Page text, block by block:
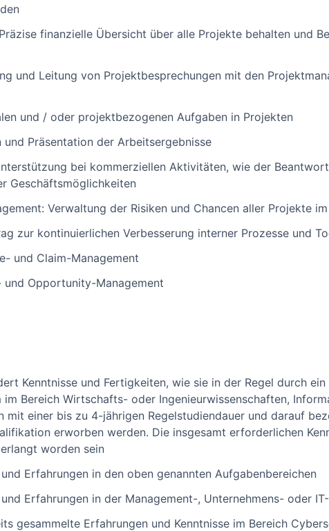
finanzielle Übersicht über alle Projekte behalten und
und Leitung von Projektbesprechungen mit den
und / oder projektbezogenen Aufgaben in Projekten
Präsentation der Arbeitsergebnisse
bei kommerziellen Aktivitäten, wie der
Geschäftsmöglichkeiten
Verwaltung der Risiken und Chancen aller Projekte
zur kontinuierlichen Verbesserung interner Prozesse und
und Claim-Management
Opportunity-Management
Kenntnisse und Fertigkeiten, wie sie in der Regel durch ein
im Bereich Wirtschafts- oder Ingenieurwissenschaften,
mit einer bis zu 4-jährigen Regelstudiendauer und darauf
erworben werden. Die insgesamt erforderlichen
worden sein
Erfahrungen in den oben genannten Aufgabenbereichen
Erfahrungen in der Management-, Unternehmens- oder
gesammelte Erfahrungen und Kenntnisse im Bereich